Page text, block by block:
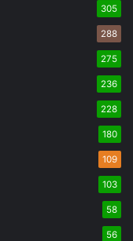
305
288
275
236
228
180
109
103
58
56